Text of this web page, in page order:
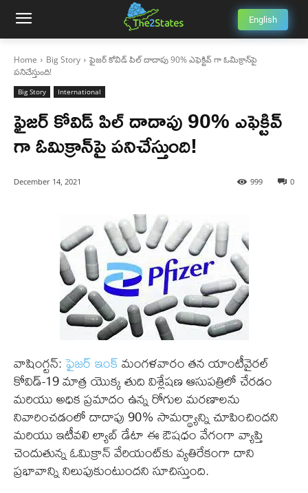
English
Home Big Story
ఫైజర్ కోవిడ్ పిల్ దాదాపు 90% ఎఫెక్టివ్ గా ఓమిక్రాన్‌పై
పనిచేస్తుంది!
Big Story International
ఫైజర్ కోవిడ్ పిల్ దాదాపు 90% ఎఫెక్టివ్
గా ఓమిక్రాన్‌పై పనిచేస్తుంది!
December 14, 2021 0
999
వాషింగ్టన్:ఫైజర్ ఇంక్మంగళవారం తన యాంటీవైరల్
కోవిడ్-19 మాత్ర యొక్క తుది విశ్లేషణ ఆసుపత్రిలో చేరడం
మరియు అధిక ప్రమాదం ఉన్న రోగుల మరణాలను
నివారించడంలో దాదాపు 90% సామర్థ్యాన్ని చూపించిందని
మరియు ఇటీవలి ల్యాబ్ డేటా ఈ ఔషధం వేగంగా వ్యాప్తి
చెందుతున్న ఓమిక్రాన్ వేరియంట్‌కు వ్యతిరేకంగా దాని
ప్రభావాన్ని నిలుపుకుంటుందని సూచిస్తుంది.